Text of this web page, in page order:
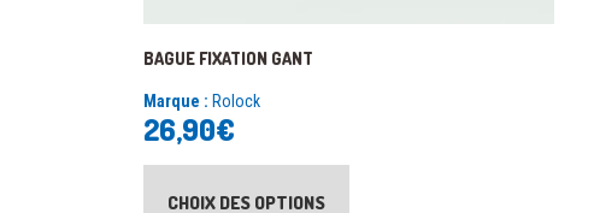
BAGUE FIXATION GANT
Marque : Rolock
26,90€
CHOIX DES OPTIONS